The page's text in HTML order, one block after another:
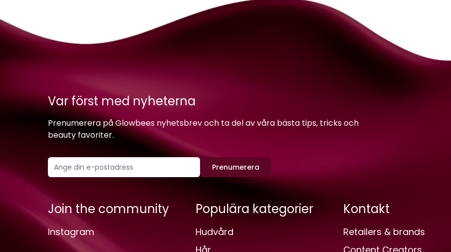
Var först med nyheterna
Prenumerera på Glowbees nyhetsbrev och ta del av våra bästa tips, tricks och
beauty favoriter.
Prenumerera
Join the community
Instagram
Populära kategorier
Hudvård
Kontakt
Retailers & brands